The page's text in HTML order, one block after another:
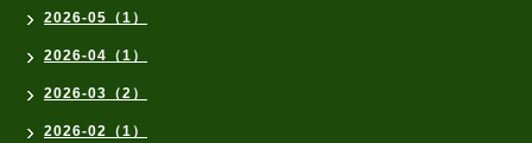
2026-05（1）
2026-04（1）
2026-03（2）
2026-02（1）